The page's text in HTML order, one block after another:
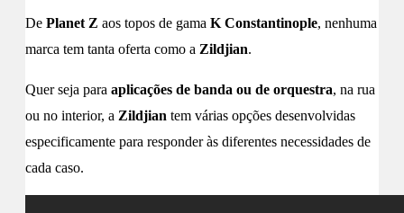
De Planet Z aos topos de gama K Constantinople, nenhuma
marca tem tanta oferta como a Zildjian.
Quer seja para aplicações de banda ou de orquestra, na rua
ou no interior, a Zildjian tem várias opções desenvolvidas
especificamente para responder às diferentes necessidades de
cada caso.